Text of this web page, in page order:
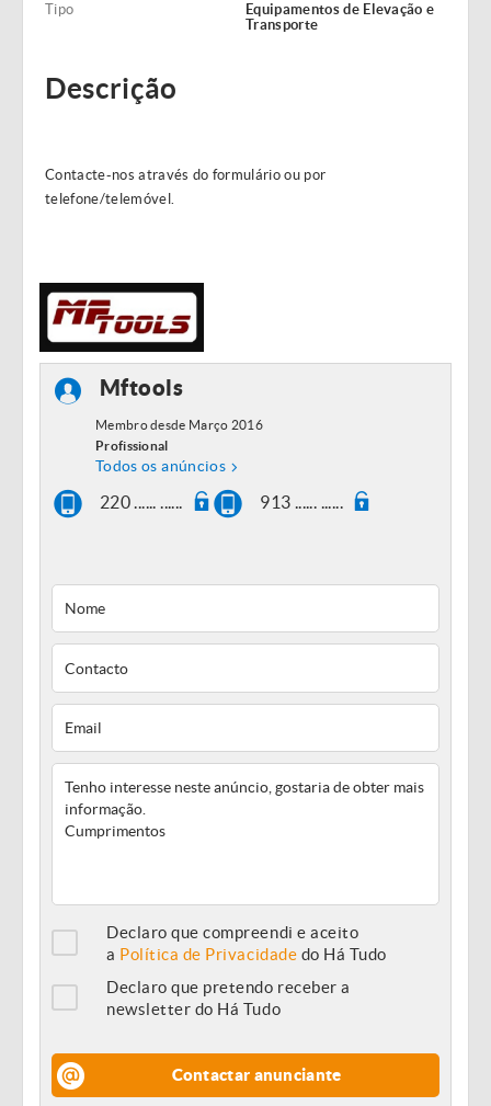
Tipo
Equipamentos de Elevação e
Transporte
Descrição
Contacte-nos através do formulário ou por
telefone/telemóvel.
Mftools
Membro desde Março 2016
Profissional
Todos os anúncios
220 ...... ...... 913 ...... ......
Declaro que compreendi e aceito
a Política de Privacidade do Há Tudo
Declaro que pretendo receber a
newsletter do Há Tudo
Contactar anunciante